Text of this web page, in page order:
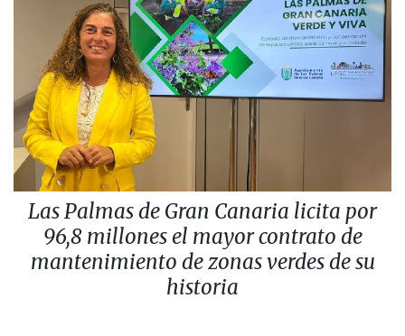
Las Palmas de Gran Canaria licita por
96,8 millones el mayor contrato de
mantenimiento de zonas verdes de su
historia